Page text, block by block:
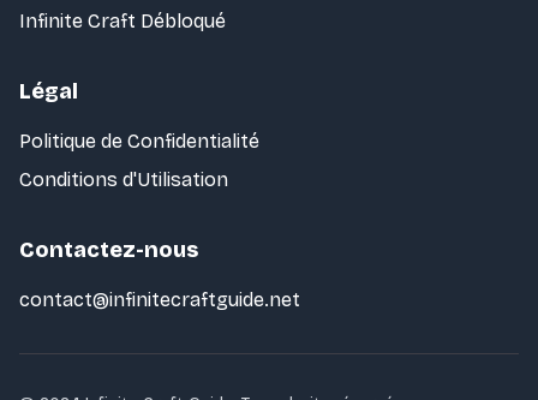
Infinite Craft Débloqué
Légal
Politique de Confidentialité
Conditions d'Utilisation
Contactez-nous
contact@infinitecraftguide.net